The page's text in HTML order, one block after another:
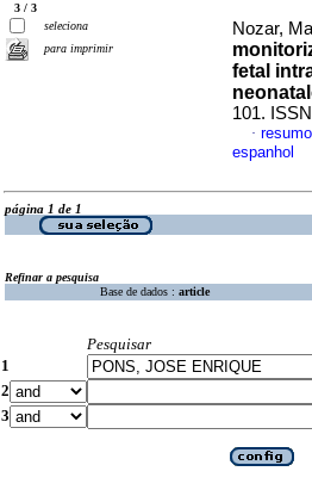
3 / 3
seleciona
para imprimir
Nozar,
fetal
101.
·
espanhol
página 1 de 1
Refinar a pesquisa
Base de dados : article
Pesquisar
1
2
3